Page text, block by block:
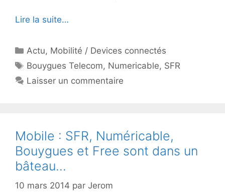
Lire la suite…
Catégories
Actu, Mobilité / Devices connectés
Étiquettes
Bouygues Telecom, Numericable, SFR
Laisser un commentaire
Mobile : SFR, Numéricable,
Bouygues et Free sont dans un
bâteau…
10 mars 2014 par Jerom